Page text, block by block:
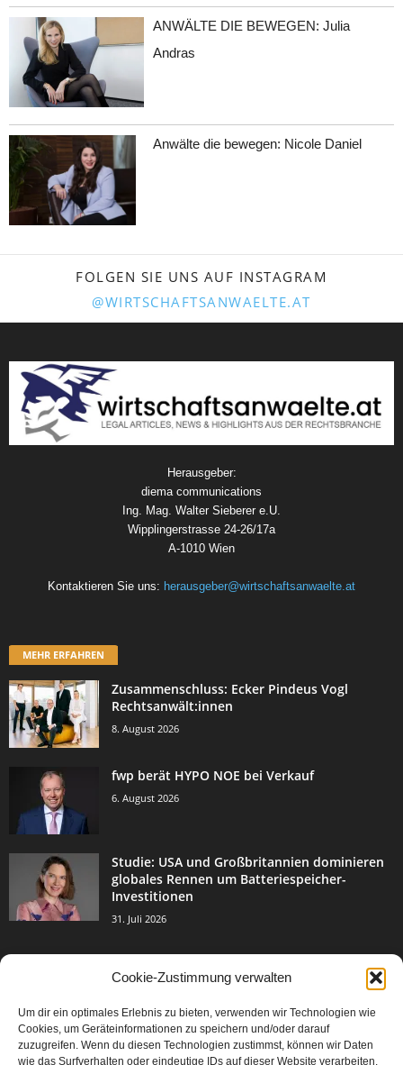
Cookie-Zustimmung verwalten
Um dir ein optimales Erlebnis zu bieten, verwenden wir Technologien wie
Cookies, um Geräteinformationen zu speichern und/oder darauf
zuzugreifen. Wenn du diesen Technologien zustimmst, können wir Daten
wie das Surfverhalten oder eindeutige IDs auf dieser Website verarbeiten.
ANWÄLTE DIE BEWEGEN: Julia
Andras
Anwälte die bewegen: Nicole Daniel
FOLGEN SIE UNS AUF INSTAGRAM
@WIRTSCHAFTSANWAELTE.AT
Herausgeber:
diema communications
Ing. Mag. Walter Sieberer e.U.
Wipplingerstrasse 24-26/17a
A-1010 Wien
Kontaktieren Sie uns: herausgeber@wirtschaftsanwaelte.at
MEHR ERFAHREN
Zusammenschluss: Ecker Pindeus Vogl
Rechtsanwält:innen
8. August 2026
fwp berät HYPO NOE bei Verkauf
6. August 2026
Studie: USA und Großbritannien dominieren
globales Rennen um Batteriespeicher-
Investitionen
31. Juli 2026
Events & Success 3004
Breaking News
2067